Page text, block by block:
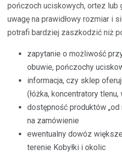
pończoch uciskowych, ortez
uwagę na prawidłowy rozmiar i
potrafi bardziej zaszkodzić niż
zapytanie o możliwość
obuwie, pończochy
informacja, czy sklep
(łóżka, koncentratory tlenu,
dostępność produktów
na zamówienie
ewentualny dowóz
terenie Kobyłki i okolic